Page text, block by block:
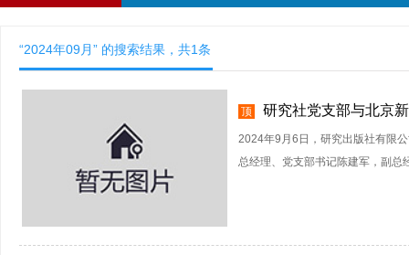
“2024年09月” 的搜索结果，共1条
顶 研究社党支部与北京
2024年9月6日，研究出版社有限
总经理、党支部书记陈建军，副总